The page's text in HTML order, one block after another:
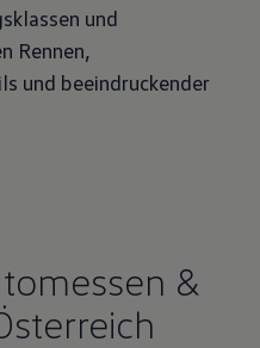
und
Rennen,
und beeindruckender
&